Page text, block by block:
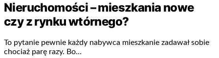
Nieruchomości – mieszkania nowe
czy z rynku wtórnego?
To pytanie pewnie każdy nabywca mieszkanie zadawał sobie
chociaż parę razy. Bo…